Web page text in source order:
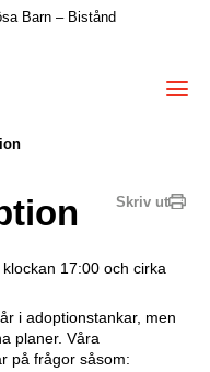
Barn – Bistånd
Skriv ut
17:00 och cirka
i adoptionstankar, men
planer. Våra
på frågor såsom: